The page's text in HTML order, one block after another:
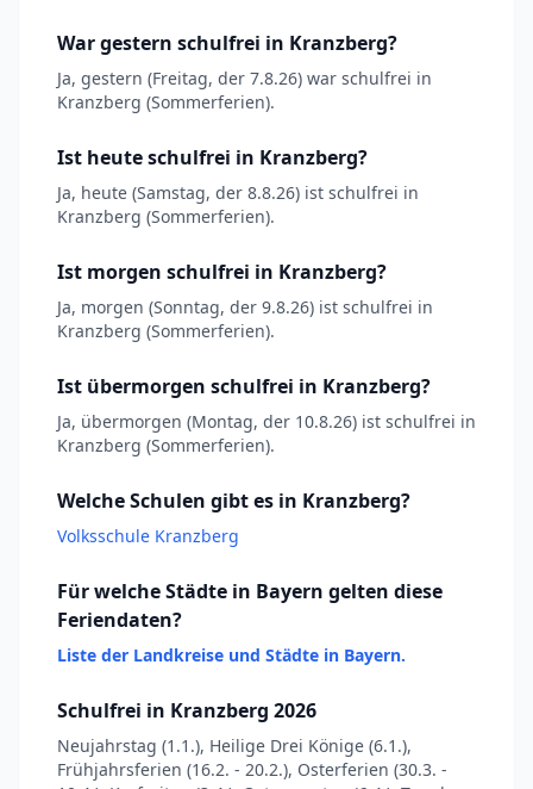
War gestern schulfrei in Kranzberg?
Ja, gestern (Freitag, der 7.8.26) war schulfrei in
Kranzberg (Sommerferien).
Ist heute schulfrei in Kranzberg?
Ja, heute (Samstag, der 8.8.26) ist schulfrei in
Kranzberg (Sommerferien).
Ist morgen schulfrei in Kranzberg?
Ja, morgen (Sonntag, der 9.8.26) ist schulfrei in
Kranzberg (Sommerferien).
Ist übermorgen schulfrei in Kranzberg?
Ja, übermorgen (Montag, der 10.8.26) ist schulfrei in
Kranzberg (Sommerferien).
Welche Schulen gibt es in Kranzberg?
Volksschule Kranzberg
Für welche Städte in Bayern gelten diese
Feriendaten?
Liste der Landkreise und Städte in Bayern.
Schulfrei in Kranzberg 2026
Neujahrstag (1.1.), Heilige Drei Könige (6.1.),
Frühjahrsferien (16.2. - 20.2.), Osterferien (30.3. -